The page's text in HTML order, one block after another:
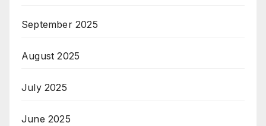
September 2025
August 2025
July 2025
June 2025